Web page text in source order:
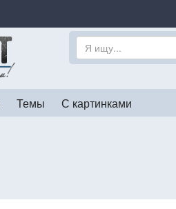
Темы С картинками